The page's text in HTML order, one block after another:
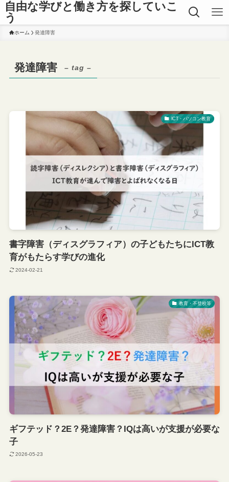
自由な学びと働き方を探していこ
う
ホーム 発達障害
発達障害 – tag –
ICT・パソコン教育
書字障害（ディスグラフィア）の子どもたちにICT教
育がもたらす学びの進化
2024-02-21
教育・不登校等
ギフテッド？2E？発達障害？IQは高いが支援が必要な
子
2026-05-23